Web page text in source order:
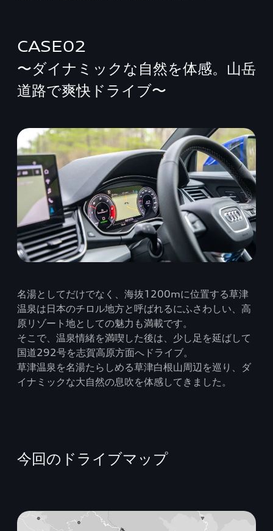
CASE02
〜ダイナミックな自然を体感。山岳
道路で爽快ドライブ〜
名湯としてだけでなく、海抜1200mに位置する草津
温泉は日本のチロル地方と呼ばれるにふさわしい、高
原リゾート地としての魅力も満載です。
そこで、温泉情緒を満喫した後は、少し足を延ばして
国道292号を志賀高原方面へドライブ。
草津温泉を名湯たらしめる草津白根山周辺を巡り、ダ
イナミックな大自然の息吹を体感してきました。
今回のドライブマップ